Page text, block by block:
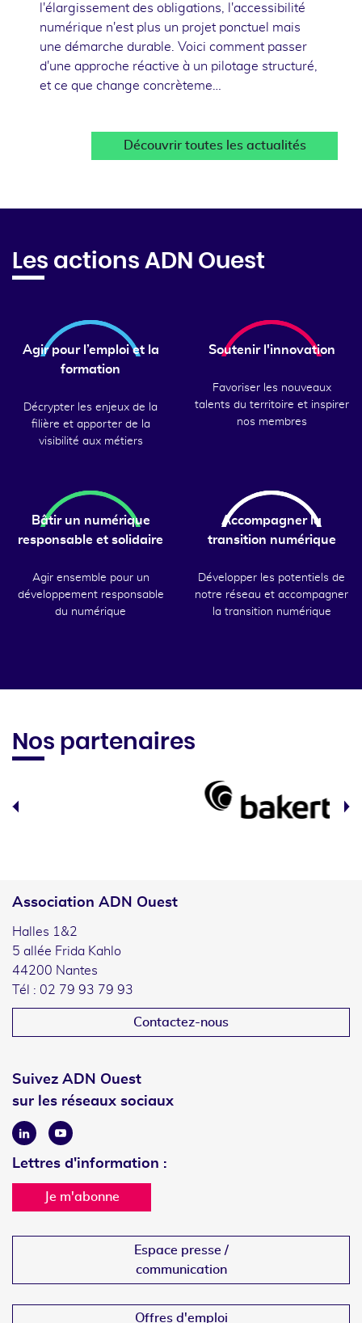
l'élargissement des obligations, l'accessibilité
numérique n'est plus un projet ponctuel mais
une démarche durable. Voici comment passer
d'une approche réactive à un pilotage structuré,
et ce que change concrèteme…
Découvrir toutes les actualités
Les actions ADN Ouest
Agir pour l’emploi et la
formation
Décrypter les enjeux de la
filière et apporter de la
visibilité aux métiers
Soutenir l'innovation
Favoriser les nouveaux
talents du territoire et inspirer
nos membres
Bâtir un numérique
responsable et solidaire
Agir ensemble pour un
développement responsable
du numérique
Accompagner la
transition numérique
Développer les potentiels de
notre réseau et accompagner
la transition numérique
Nos partenaires
Association ADN Ouest
Halles 1&2
5 allée Frida Kahlo
44200 Nantes
Tél : 02 79 93 79 93
Contactez-nous
Suivez ADN Ouest
sur les réseaux sociaux
LinkedinYoutube
Lettres d'information :
Je m'abonne
Espace presse /
communication
Offres d'emploi